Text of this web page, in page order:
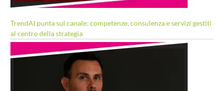
TrendAI punta sul canale: competenze, consulenza e servizi gestiti
al centro della strategia